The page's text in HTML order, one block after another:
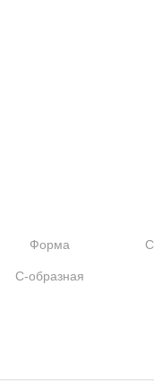
Форма
C-образная